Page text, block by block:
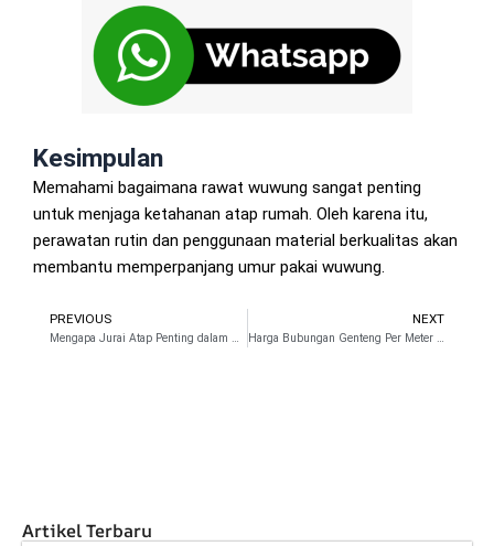
Kesimpulan
Memahami bagaimana rawat wuwung sangat penting
untuk menjaga ketahanan atap rumah. Oleh karena itu,
perawatan rutin dan penggunaan material berkualitas akan
membantu memperpanjang umur pakai wuwung.
Prev
PREVIOUS NEXT
Artikel Terbaru